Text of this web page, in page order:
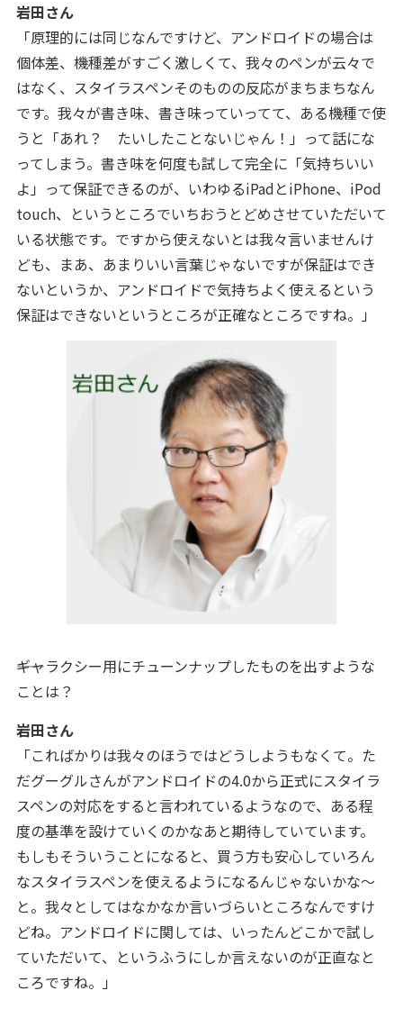
岩田さん
「原理的には同じなんですけど、アンドロイドの場合は
個体差、機種差がすごく激しくて、我々のペンが云々で
はなく、スタイラスペンそのものの反応がまちまちなん
です。我々が書き味、書き味っていってて、ある機種で使
うと「あれ？ たいしたことないじゃん！」って話にな
ってしまう。書き味を何度も試して完全に「気持ちいい
よ」って保証できるのが、いわゆるiPadとiPhone、iPod
touch、というところでいちおうとどめさせていただいて
いる状態です。ですから使えないとは我々言いませんけ
ども、まあ、あまりいい言葉じゃないですが保証はでき
ないというか、アンドロイドで気持ちよく使えるという
保証はできないというところが正確なところですね。」
――ギャラクシー用にチューンナップしたものを出すような
ことは？
岩田さん
「こればかりは我々のほうではどうしようもなくて。た
だグーグルさんがアンドロイドの4.0から正式にスタイラ
スペンの対応をすると言われているようなので、ある程
度の基準を設けていくのかなあと期待していています。
もしもそういうことになると、買う方も安心していろん
なスタイラスペンを使えるようになるんじゃないかな～
と。我々としてはなかなか言いづらいところなんですけ
どね。 アンドロイドに関しては、 いったんどこかで試し
ていただいて、というふうにしか言えないのが正直なと
ころですね。 」